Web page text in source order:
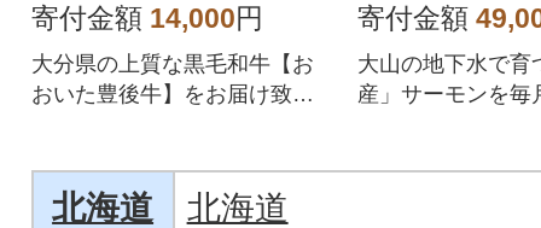
寄付金額 14,000円
大分県の上質な黒毛和牛【お
おいた豊後牛】をお届け致し
寄付金額
大山の地下水で育
産」サーモンを毎
北海道 北海道